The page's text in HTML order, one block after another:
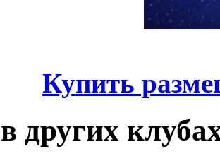
Купить
других